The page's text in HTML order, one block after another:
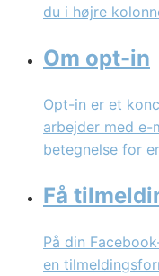
du i højre
Om opt-in
Opt-in er et
arbejder med e-
betegnelse for
Få
På din
en